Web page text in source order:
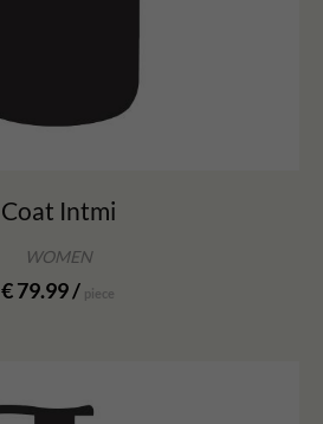
Coat Intmi
WOMEN
€ 79.99 / piece